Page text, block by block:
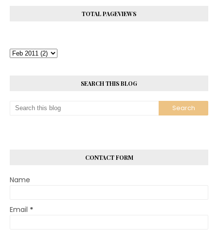
TOTAL PAGEVIEWS
SEARCH THIS BLOG
CONTACT FORM
Name
Email *